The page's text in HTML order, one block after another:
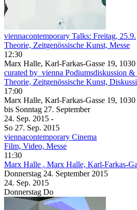
viennacontemporary Talks: Freitag, 25.9.
Theorie, Zeitgenössische Kunst, Messe
12:30
Marx Halle, Karl-Farkas-Gasse 19, 1030
curated by_vienna Podiumsdiskussion
Theorie, Zeitgenössische Kunst,
17:00
Marx Halle, Karl-Farkas-Gasse 19, 1030
bis Sonntag 27. September
24. Sep. 2015 -
So 27. Sep. 2015
viennacontemporary Cinema
Film, Video, Messe
11:30
Marx Halle , Marx Halle, Karl-Farkas-
Donnerstag 24. September 2015
24. Sep. 2015
Donnerstag Do